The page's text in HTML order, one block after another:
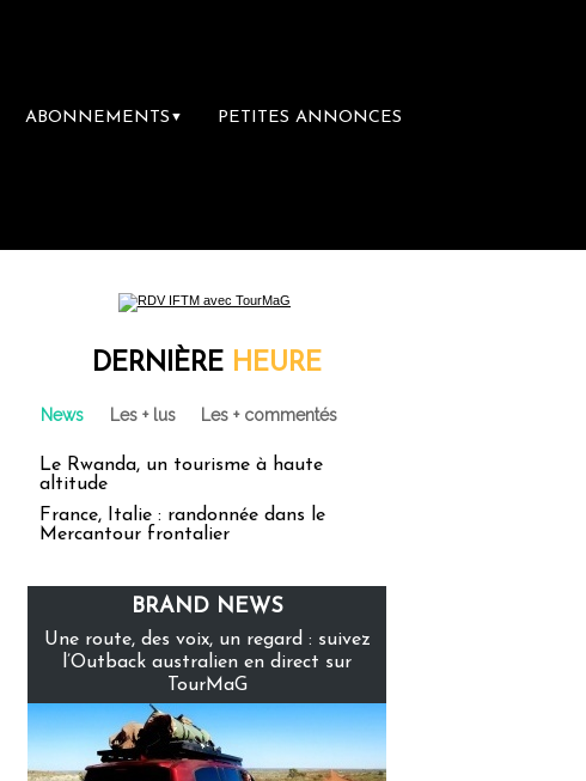
ABONNEMENTS ▼ PETITES ANNONCES
DERNIÈRE HEURE
News Les + lus Les + commentés
Le Rwanda, un tourisme à haute
altitude
France, Italie : randonnée dans le
Mercantour frontalier
BRAND NEWS
Une route, des voix, un regard : suivez
l’Outback australien en direct sur
TourMaG